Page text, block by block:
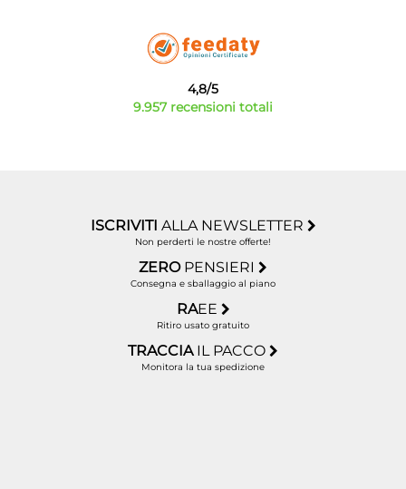
quindi una scelta ancora più conveniente.
4,8/5
9.957 recensioni totali
ISCRIVITI ALLA NEWSLETTER
Non perderti le nostre offerte!
ZERO PENSIERI
Consegna e sballaggio al piano
RAEE
Ritiro usato gratuito
TRACCIA IL PACCO
Monitora la tua spedizione